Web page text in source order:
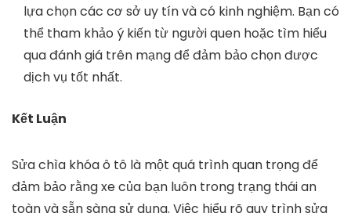
lựa chọn các cơ sở uy tín và có kinh nghiệm. Bạn có
thể tham khảo ý kiến từ người quen hoặc tìm hiểu
qua đánh giá trên mạng để đảm bảo chọn được
dịch vụ tốt nhất.
Kết Luận
Sửa chìa khóa ô tô là một quá trình quan trọng để
đảm bảo rằng xe của bạn luôn trong trạng thái an
toàn và sẵn sàng sử dụng. Việc hiểu rõ quy trình sửa